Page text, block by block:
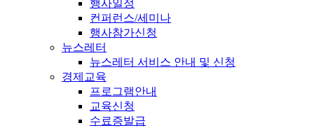
행사일정
컨퍼런스/세미나
행사참가신청
뉴스레터
뉴스레터 서비스 안내 및 신청
경제교육
프로그램안내
교육신청
수료증발급